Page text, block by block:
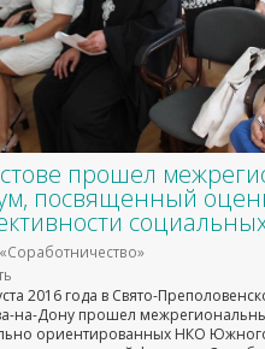
прошел
посвященный
2016 года в Свято-
на-Дону прошел
ориентированных НКО